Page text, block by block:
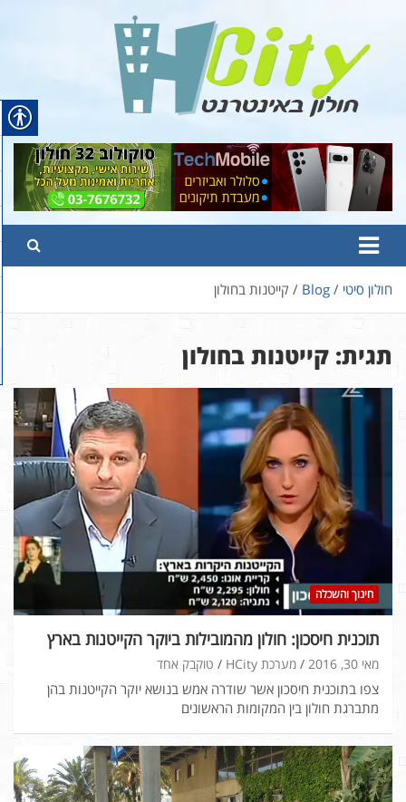
content
Hcity – חולון באינטרנט
פורטל החדשות והמידע של חולון
חולון סיטי Blog קייטנות בחולון
תגית: קייטנות בחולון
חינוך והשכלה
תוכנית חיסכון: חולון מהמובילות ביוקר הקייטנות בארץ
מאי 30, 2016 מערכת HCity טוקבק אחד
צפו בתוכנית חיסכון אשר שודרה אמש בנושא יוקר הקייטנות בהן
מתברגת חולון בין המקומות הראשונים